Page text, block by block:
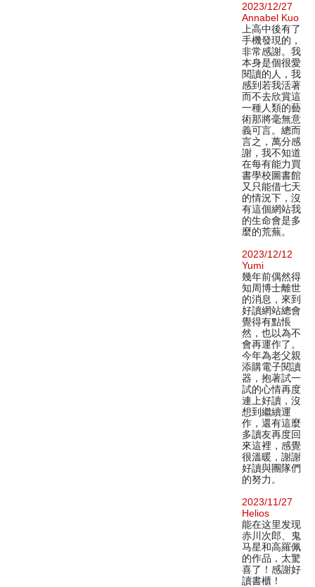
2023/12/27
Annabel Kuo
上高中後有了
手機發現的，
非常感謝。我
本身是個很愛
閱讀的人，我
感到若我活著
而不去欣賞這
一種人類的藝
術那將毫無意
義可言。總而
言之，萬分感
謝，我不知道
在每有能力買
書學校圖書館
又只能借七天
的情況下，沒
有這個網站我
的生命會是多
麼的荒蕪。
2023/12/12
Yumi
幾年前偶然得
知周博士離世
的消息，來到
好讀網站總會
覺得有點悵
然，也以為不
會再運作了。
今年為老父親
添購電子閱讀
器，抱著試一
試的心情再度
連上好讀，沒
想到繼續運
作，還有這麼
多讀友再度回
來這裡，感覺
很溫暖，謝謝
好讀與團隊們
的努力。
2023/11/27
Helios
能在这里发现
赤川次郎、鬼
马星和高羅佩
的作品，太驚
喜了！感謝好
讀書櫃！